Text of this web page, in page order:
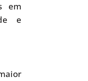
em
e